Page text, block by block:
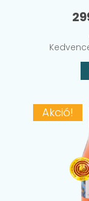
Akció!